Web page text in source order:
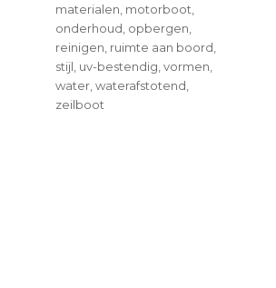
materialen motorboot
onderhoud opbergen
reinigen ruimte aan boord
stijl uv-bestendig ,vormen
water ,waterafstotend
zeilboot